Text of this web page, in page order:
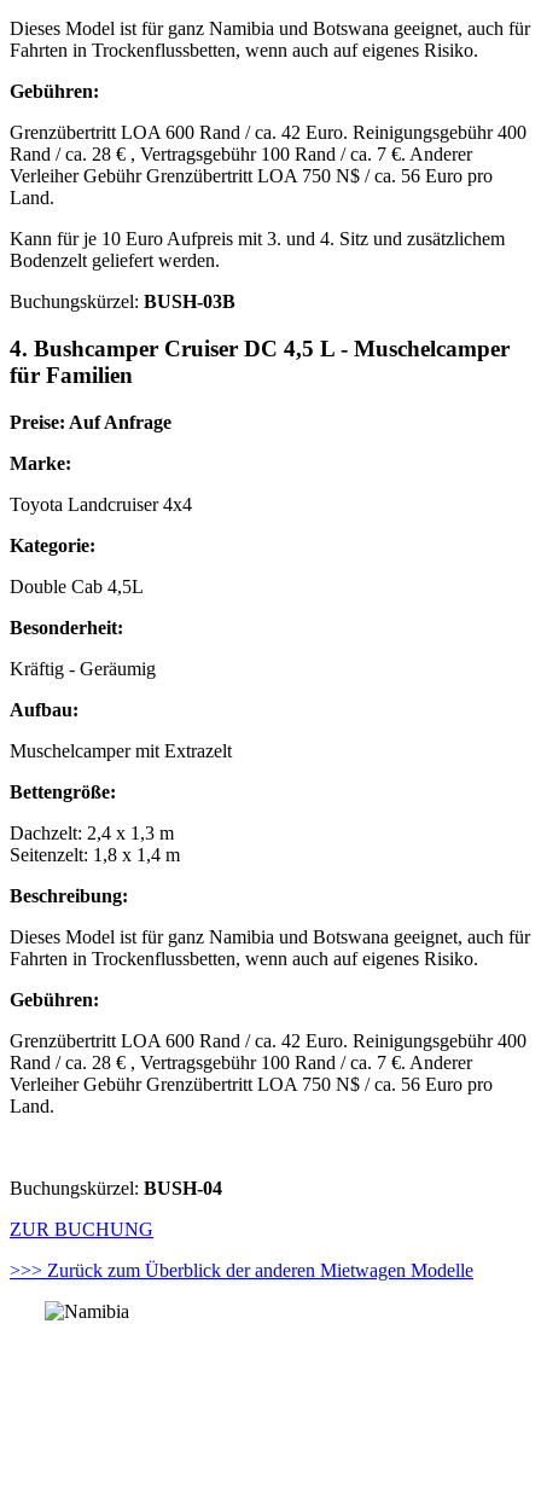
Dieses Model ist für ganz Namibia und Botswana geeignet, auch für
Fahrten in Trockenflussbetten, wenn auch auf eigenes Risiko.
Gebühren:
Grenzübertritt LOA 600 Rand / ca. 42 Euro. Reinigungsgebühr 400
Rand / ca. 28 € , Vertragsgebühr 100 Rand / ca. 7 €. Anderer
Verleiher Gebühr Grenzübertritt LOA 750 N$ / ca. 56 Euro pro
Land.
Kann für je 10 Euro Aufpreis mit 3. und 4. Sitz und zusätzlichem
Bodenzelt geliefert werden.
Buchungskürzel: BUSH-03B
4. Bushcamper Cruiser DC 4,5 L - Muschelcamper
für Familien
Preise: Auf Anfrage
Marke:
Toyota Landcruiser 4x4
Kategorie:
Double Cab 4,5L
Besonderheit:
Kräftig - Geräumig
Aufbau:
Muschelcamper mit Extrazelt
Bettengröße:
Dachzelt: 2,4 x 1,3 m
Seitenzelt: 1,8 x 1,4 m
Beschreibung:
Dieses Model ist für ganz Namibia und Botswana geeignet, auch für
Fahrten in Trockenflussbetten, wenn auch auf eigenes Risiko.
Gebühren:
Grenzübertritt LOA 600 Rand / ca. 42 Euro. Reinigungsgebühr 400
Rand / ca. 28 € , Vertragsgebühr 100 Rand / ca. 7 €. Anderer
Verleiher Gebühr Grenzübertritt LOA 750 N$ / ca. 56 Euro pro
Land.
Buchungskürzel: BUSH-04
ZUR BUCHUNG
>>> Zurück zum Überblick der anderen Mietwagen Modelle